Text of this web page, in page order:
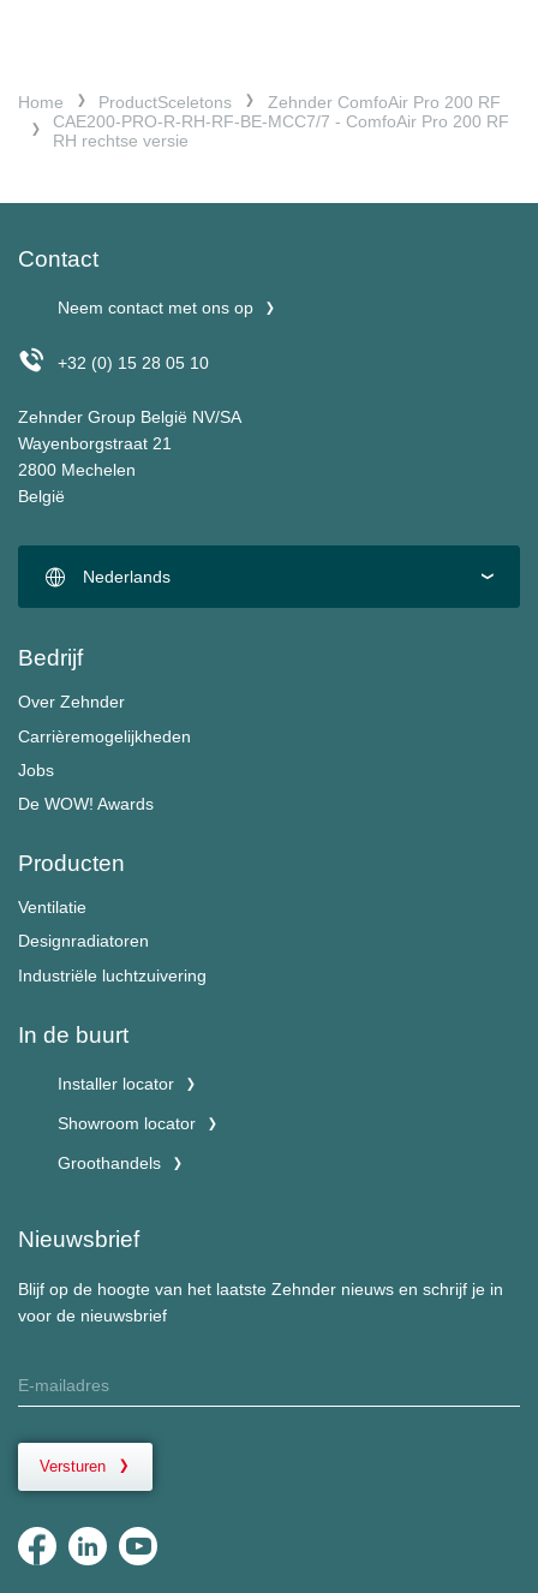
Home ProductSceletons
Zehnder ComfoAir Pro 200 RF
CAE200-PRO-R-RH-RF-BE-MCC7/7 - ComfoAir Pro 200 RF
RH rechtse versie
Contact
Neem contact met ons op
+32 (0) 15 28 05 10
Zehnder Group België NV/SA
Wayenborgstraat 21
2800 Mechelen
België
Nederlands
Bedrijf
Over Zehnder
Carrièremogelijkheden
Jobs
De WOW! Awards
Producten
Ventilatie
Designradiatoren
Industriële luchtzuivering
In de buurt
Installer locator
Showroom locator
Groothandels
Nieuwsbrief
Blijf op de hoogte van het laatste Zehnder nieuws en schrijf je in
voor de nieuwsbrief
Versturen